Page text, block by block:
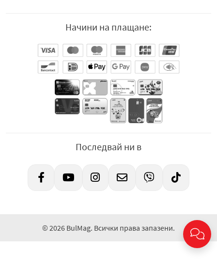
Начини на плащане:
Последвай ни в
© 2026 BulMag. Всички права запазени.